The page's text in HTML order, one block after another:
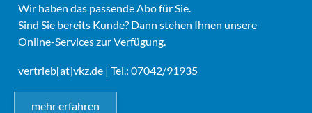
Wir haben das passende Abo für Sie.
Sind Sie bereits Kunde? Dann stehen Ihnen unsere
Online-Services zur Verfügung.
vertrieb[at]vkz.de | Tel.: 07042/91935
mehr erfahren